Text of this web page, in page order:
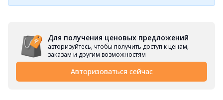
Для получения ценовых предложений
авторизуйтесь, чтобы получить доступ к ценам,
заказам и другим возможностям
Авторизоваться сейчас